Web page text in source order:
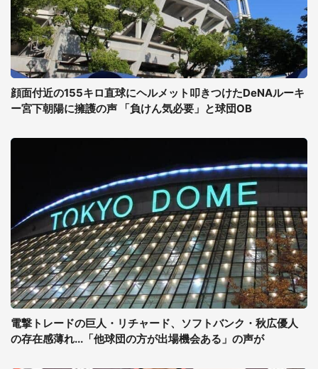
顔面付近の155キロ直球にヘルメット叩きつけたDeNAルーキ
ー宮下朝陽に擁護の声 「負けん気必要」と球団OB
電撃トレードの巨人・リチャード、ソフトバンク・秋広優人
の存在感薄れ...「他球団の方が出場機会ある」の声が